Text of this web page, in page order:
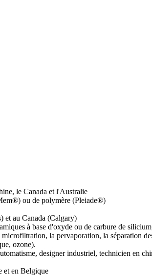
le Canada et l'Australie
ou de polymère (Pleiade®)
et au Canada (Calgary)
à base d'oxyde ou de carbure de
la pervaporation, la séparation
ozone).
designer industriel, technicien en
et en Belgique